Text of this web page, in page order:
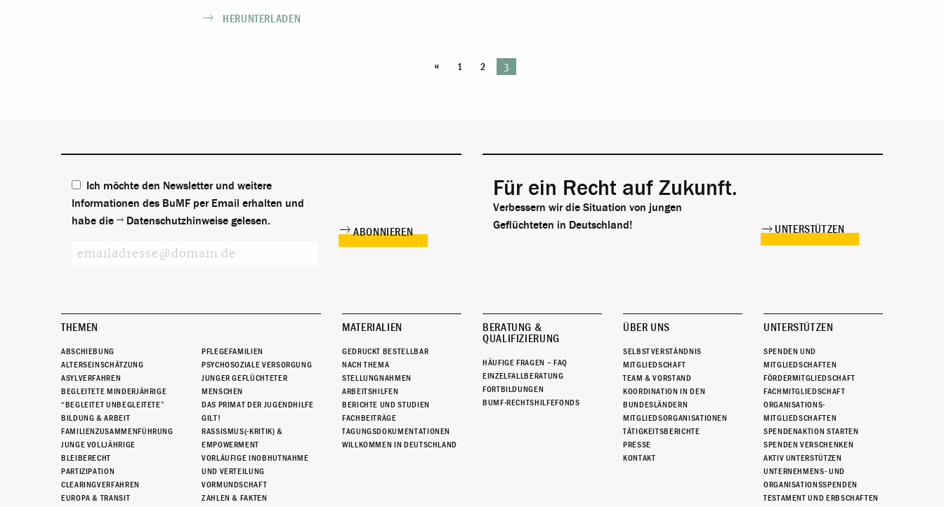
HERUNTERLADEN
« 1 2 3
Ich möchte den Newsletter und weitere
Informationen des BuMF per Email erhalten und
habe die
Datenschutzhinweise gelesen.
Für ein Recht auf Zukunft.
Verbessern wir die Situation von jungen
Geflüchteten in Deutschland!
UNTERSTÜTZEN
THEMEN
ABSCHIEBUNG
ALTERSEINSCHÄTZUNG
ASYLVERFAHREN
BEGLEITETE MINDERJÄHRIGE
“BEGLEITET UNBEGLEITETE”
BILDUNG & ARBEIT
FAMILIENZUSAMMENFÜHRUNG
JUNGE VOLLJÄHRIGE
BLEIBERECHT
PARTIZIPATION
CLEARINGVERFAHREN
EUROPA & TRANSIT
PFLEGEFAMILIEN
PSYCHOSOZIALE VERSORGUNG
JUNGER GEFLÜCHTETER
MENSCHEN
DAS PRIMAT DER JUGENDHILFE
GILT!
RASSISMUS(-KRITIK) &
EMPOWERMENT
VORLÄUFIGE INOBHUTNAHME
UND VERTEILUNG
VORMUNDSCHAFT
ZAHLEN & FAKTEN
MATERIALIEN
GEDRUCKT BESTELLBAR
NACH THEMA
STELLUNGNAHMEN
ARBEITSHILFEN
BERICHTE UND STUDIEN
FACHBEITRÄGE
TAGUNGSDOKUMENTATIONEN
WILLKOMMEN IN DEUTSCHLAND
BERATUNG &
QUALIFIZIERUNG
HÄUFIGE FRAGEN – FAQ
EINZELFALLBERATUNG
FORTBILDUNGEN
BUMF-RECHTSHILFEFONDS
ÜBER UNS
SELBSTVERSTÄNDNIS
MITGLIEDSCHAFT
TEAM & VORSTAND
KOORDINATION IN DEN
BUNDESLÄNDERN
MITGLIEDSORGANISATIONEN
TÄTIGKEITSBERICHTE
PRESSE
KONTAKT
UNTERSTÜTZEN
SPENDEN UND
MITGLIEDSCHAFTEN
FÖRDERMITGLIEDSCHAFT
FACHMITGLIEDSCHAFT
ORGANISATIONS-
MITGLIEDSCHAFTEN
SPENDENAKTION STARTEN
SPENDEN VERSCHENKEN
AKTIV UNTERSTÜTZEN
UNTERNEHMENS- UND
ORGANISATIONSSPENDEN
TESTAMENT UND ERBSCHAFTEN